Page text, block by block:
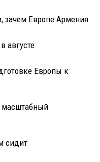
зачем Европе Армения
августе
Европы к
масштабный
сидит